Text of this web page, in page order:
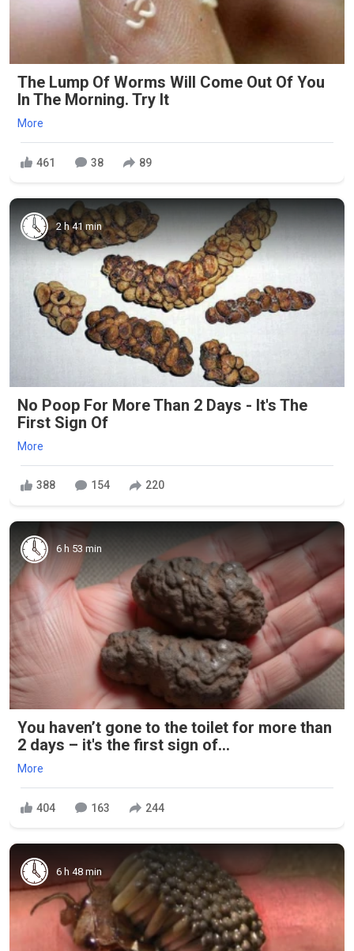
The Lump Of Worms Will Come Out Of You
In The Morning. Try It
More
461 38 89
2 h 41 min
No Poop For More Than 2 Days - It's The
First Sign Of
More
388 154 220
6 h 53 min
You haven’t gone to the toilet for more than
2 days – it's the first sign of...
More
404 163 244
6 h 48 min